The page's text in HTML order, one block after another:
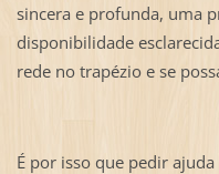
sincera e profunda, uma
disponibilidade
rede no trapézio e se
É por isso que pedir